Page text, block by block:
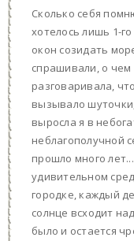
Сколько себя
хотелось лишь 1-
окон созидать
спрашивали, о чем
разговаривала,
вызывало
выросла я в
неблагополучной
прошло много
удивительном
городке, каждый
солнце всходит
было и остается